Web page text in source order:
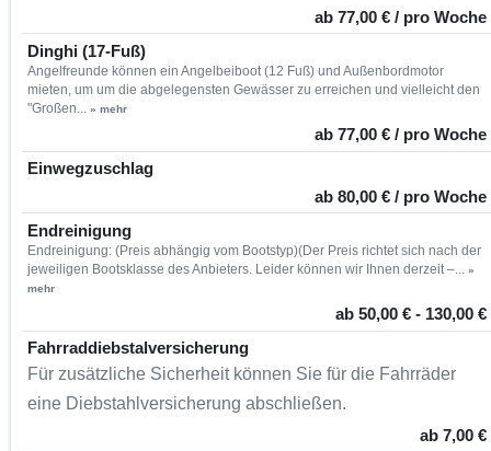
ab 77,00 € / pro Woche
Dinghi (17-Fuß)
Angelfreunde können ein Angelbeiboot (12 Fuß) und Außenbordmotor
mieten, um um die abgelegensten Gewässer zu erreichen und vielleicht den
"Großen... » mehr
ab 77,00 € / pro Woche
Einwegzuschlag
ab 80,00 € / pro Woche
Endreinigung
Endreinigung: (Preis abhängig vom Bootstyp)(Der Preis richtet sich nach der
jeweiligen Bootsklasse des Anbieters. Leider können wir Ihnen derzeit –... »
mehr
ab 50,00 € - 130,00 €
Fahrraddiebstalversicherung
Für zusätzliche Sicherheit können Sie für die Fahrräder
eine Diebstahlversicherung abschließen.
ab 7,00 €